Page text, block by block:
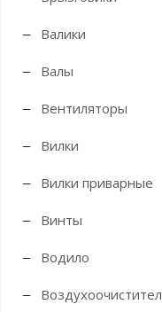
Валики
Валы
Вентиляторы
Вилки
Вилки приварные
Винты
Водило